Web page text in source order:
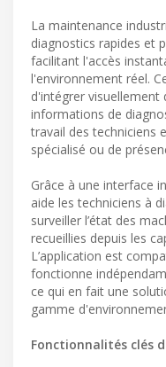
La maintenance
diagnostics rapides et
facilitant l'accès
l'environnement réel.
d'intégrer visuellement
informations de
travail des techniciens
spécialisé ou de
Grâce à une interface
aide les techniciens à
surveiller l’état des
recueillies depuis les
L’application est
fonctionne
ce qui en fait une
gamme
Fonctionnalités clés